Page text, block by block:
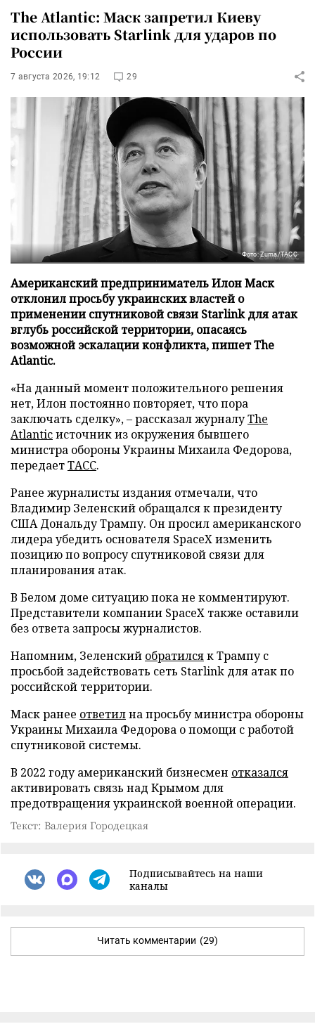
The Atlantic: Маск запретил Киеву
использовать Starlink для ударов по
России
7 августа 2026, 19:12 29
Фото: Zuma/ТАСС
Американский предприниматель Илон Маск
отклонил просьбу украинских властей о
применении спутниковой связи Starlink для атак
вглубь российской территории, опасаясь
возможной эскалации конфликта, пишет The
Atlantic.
«На данный момент положительного решения
нет, Илон постоянно повторяет, что пора
заключать сделку», – рассказал журналуThe
Atlanticисточник из окружения бывшего
министра обороны Украины Михаила Федорова,
передаетТАСС.
Ранее журналисты издания отмечали, что
Владимир Зеленский обращался к президенту
США Дональду Трампу. Он просил американского
лидера убедить основателя SpaceX изменить
позицию по вопросу спутниковой связи для
планирования атак.
В Белом доме ситуацию пока не комментируют.
Представители компании SpaceX также оставили
без ответа запросы журналистов.
Напомним, Зеленский обратилсяк Трампу с
просьбой задействовать сеть Starlink для атак по
российской территории.
Маск ранее ответилна просьбу министра обороны
Украины Михаила Федорова о помощи с работой
спутниковой системы.
В 2022 году американский бизнесмен отказался
активировать связь над Крымом для
предотвращения украинской военной операции.
Текст: Валерия Городецкая
Подписывайтесь на наши
каналы
Читать комментарии (29)